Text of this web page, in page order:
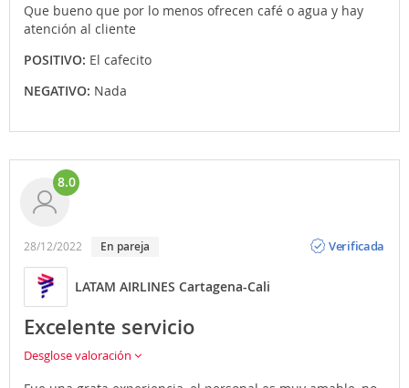
Que bueno que por lo menos ofrecen café o agua y hay
atención al cliente
POSITIVO: El cafecito
NEGATIVO: Nada
8.0
28/12/2022 En pareja
Verificada
LATAM AIRLINES Cartagena-Cali
Excelente servicio
Desglose valoración